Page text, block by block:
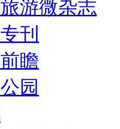
游微杂志
刊
瞻
园